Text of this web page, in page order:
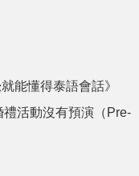
能懂得泰語會話》
活動沒有預演（Pre-